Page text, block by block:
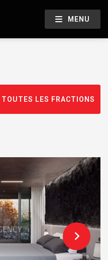
MENU
TOUTES LES FRACTIONS